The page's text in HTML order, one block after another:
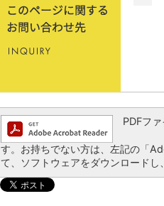
PDFフ
す。お持ちでない方は、左記の「
て、ソフトウェアをダウンロードし